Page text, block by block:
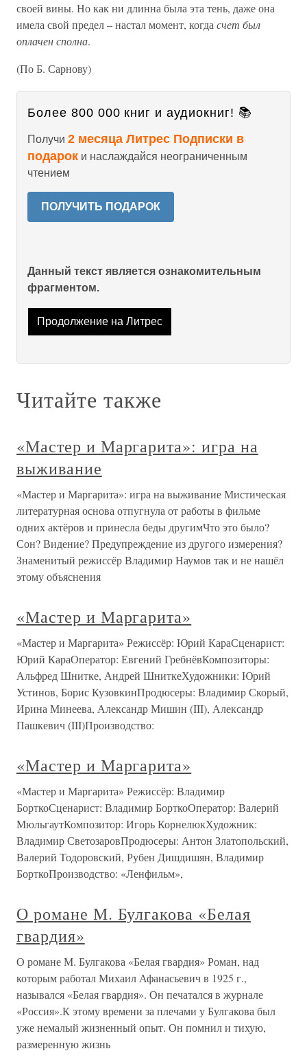
своей вины. Но как ни длинна была эта тень, даже она
имела свой предел – настал момент, когда счет был
оплачен сполна.
(По Б. Сарнову)
Более 800 000 книг и аудиокниг! 📚
Получи 2 месяца Литрес Подписки в
подарок и наслаждайся неограниченным
чтением
ПОЛУЧИТЬ ПОДАРОК
Данный текст является ознакомительным
фрагментом.
Продолжение на Литрес
Читайте также
«Мастер и Маргарита»: игра на
выживание
«Мастер и Маргарита»: игра на выживание Мистическая
литературная основа отпугнула от работы в фильме
одних актёров и принесла беды другимЧто это было?
Сон? Видение? Предупреждение из другого измерения?
Знаменитый режиссёр Владимир Наумов так и не нашёл
этому объяснения
«Мастер и Маргарита»
«Мастер и Маргарита» Режиссёр: Юрий КараСценарист:
Юрий КараОператор: Евгений ГребнёвКомпозиторы:
Альфред Шнитке, Андрей ШниткеХудожники: Юрий
Устинов, Борис КузовкинПродюсеры: Владимир Скорый,
Ирина Минеева, Александр Мишин (III), Александр
Пашкевич (III)Производство:
«Мастер и Маргарита»
«Мастер и Маргарита» Режиссёр: Владимир
БорткоСценарист: Владимир БорткоОператор: Валерий
МюльгаутКомпозитор: Игорь КорнелюкХудожник:
Владимир СветозаровПродюсеры: Антон Златопольский,
Валерий Тодоровский, Рубен Дишдишян, Владимир
БорткоПроизводство: «Ленфильм»,
О романе М. Булгакова «Белая
гвардия»
О романе М. Булгакова «Белая гвардия» Роман, над
которым работал Михаил Афанасьевич в 1925 г.,
назывался «Белая гвардия». Он печатался в журнале
«Россия».К этому времени за плечами у Булгакова был
уже немалый жизненный опыт. Он помнил и тихую,
размеренную жизнь